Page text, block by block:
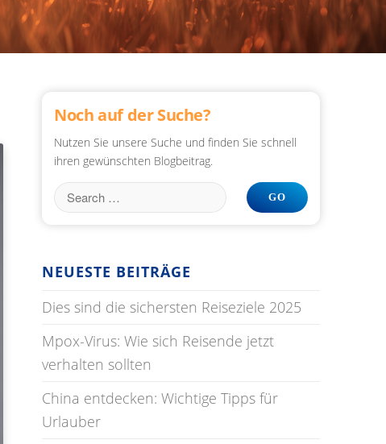
Noch auf der Suche?
Nutzen Sie unsere Suche und finden Sie schnell
ihren gewünschten Blogbeitrag.
NEUESTE BEITRÄGE
Dies sind die sichersten Reiseziele 2025
Mpox-Virus: Wie sich Reisende jetzt
verhalten sollten
China entdecken: Wichtige Tipps für
Urlauber